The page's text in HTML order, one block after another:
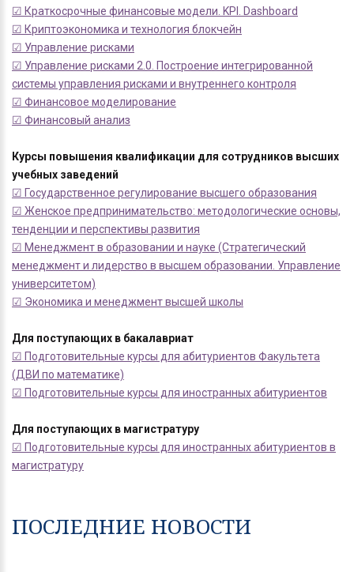
☑ Краткосрочные финансовые модели. KPI. Dashboard
☑ Криптоэкономика и технология блокчейн
☑ Управление рисками
☑ Управление рисками 2.0. Построение интегрированной
системы управления рисками и внутреннего контроля
☑ Финансовое моделирование
☑ Финансовый анализ
Курсы повышения квалификации для сотрудников высших
учебных заведений
☑ Государственное регулирование высшего образования
☑ Женское предпринимательство: методологические основы,
тенденции и перспективы развития
☑ Менеджмент в образовании и науке (Стратегический
менеджмент и лидерство в высшем образовании. Управление
университетом)
☑ Экономика и менеджмент высшей школы
Для поступающих в бакалавриат
☑ Подготовительные курсы для абитуриентов Факультета
(ДВИ по математике)
☑ Подготовительные курсы для иностранных абитуриентов
Для поступающих в магистратуру
☑ Подготовительные курсы для иностранных абитуриентов в
магистратуру
ПОСЛЕДНИЕ НОВОСТИ